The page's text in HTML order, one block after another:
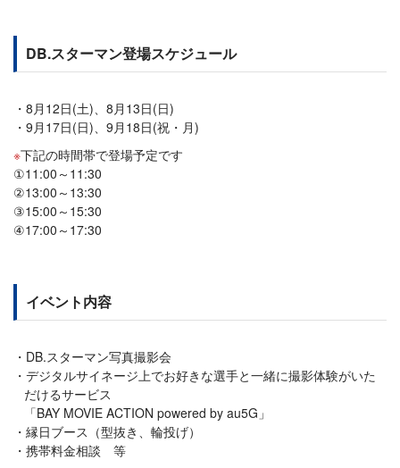
DB.スターマン登場スケジュール
8月12日(土)、8月13日(日)
9月17日(日)、9月18日(祝・月)
下記の時間帯で登場予定です
①11:00～11:30
②13:00～13:30
③15:00～15:30
④17:00～17:30
イベント内容
DB.スターマン写真撮影会
デジタルサイネージ上でお好きな選手と一緒に撮影体験がいた
だけるサービス
「BAY MOVIE ACTION powered by au5G」
縁日ブース（型抜き、輪投げ）
携帯料金相談 等